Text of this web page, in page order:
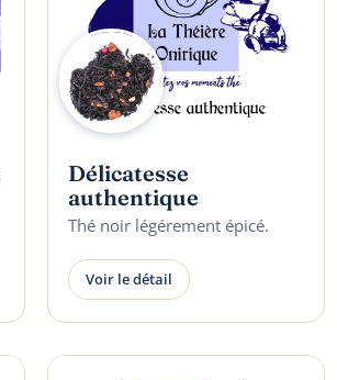
Délicatesse
authentique
Thé noir légérement épicé.
Voir le détail